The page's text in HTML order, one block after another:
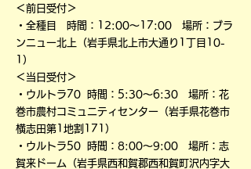
＜前日受付＞
・全種目 時間：12:00～17:00 場所：ブラ
ンニュー北上（岩手県北上市大通り1丁目10-
1）
＜当日受付＞
・ウルトラ70 時間：5:30～6:30 場所：花
巻市農村コミュニティセンター（岩手県花巻市
横志田第1地割171）
・ウルトラ50 時間：8:00～9:00 場所：志
賀来ドーム（岩手県西和賀郡西和賀町沢内字大